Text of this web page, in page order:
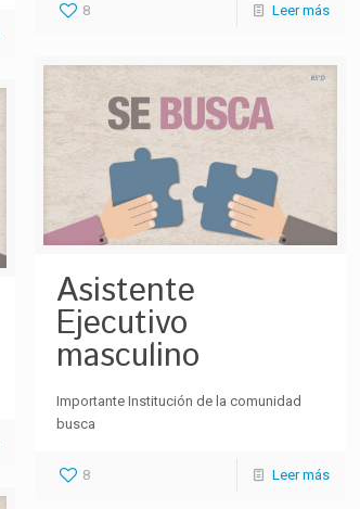
8 Leer más
Asistente
Ejecutivo
masculino
Importante Institución de la comunidad
busca
8 Leer más